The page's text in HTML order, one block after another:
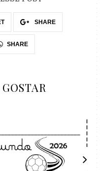
SHARE
SHARE